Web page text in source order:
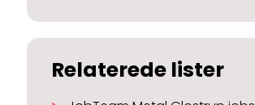
Relaterede lister